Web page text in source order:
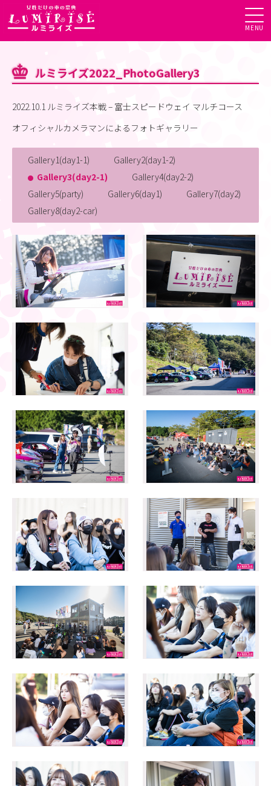
MENU
ルミライズ2022_PhotoGallery3
2022.10.1 ルミライズ本戦 – 富士スピードウェイ マルチコース
オフィシャルカメラマンによるフォトギャラリー
Gallery1(day1-1)
Gallery2(day1-2)
Gallery3(day2-1)
Gallery4(day2-2)
Gallery5(party)
Gallery6(day1)
Gallery7(day2)
Gallery8(day2-car)